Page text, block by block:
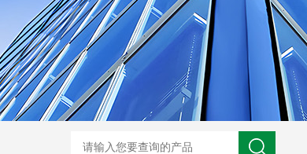
GM-5KV-20KV型可调高压兆欧表GM-5KV-20KV nl3203型